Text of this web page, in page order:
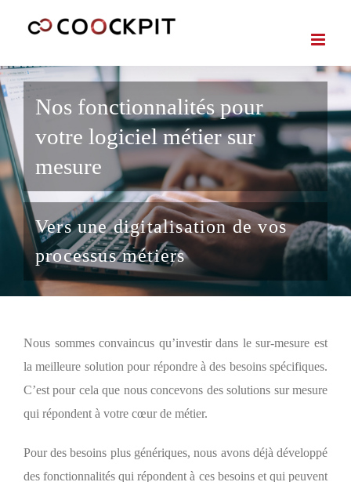
Nos fonctionnalités pour
votre logiciel métier sur
mesure
Vers une digitalisation de vos
processus métiers
Nous sommes convaincus qu’investir dans le sur-mesure est
la meilleure solution pour répondre à des besoins spécifiques.
C’est pour cela que nous concevons des solutions sur mesure
qui répondent à votre cœur de métier.
Pour des besoins plus génériques, nous avons déjà développé
des fonctionnalités qui répondent à ces besoins et qui peuvent